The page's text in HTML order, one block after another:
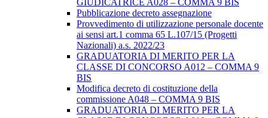
GIUDICATRICE A028 – COMMA 9 BIS
Pubblicazione decreto assegnazione
Provvedimento di utilizzazione personale docente
ai sensi art.1 comma 65 L.107/15 (Progetti
Nazionali) a.s. 2022/23
GRADUATORIA DI MERITO PER LA
CLASSE DI CONCORSO A012 – COMMA 9
BIS
Modifica decreto di costituzione della
commissione A048 – COMMA 9 BIS
GRADUATORIA DI MERITO PER LA